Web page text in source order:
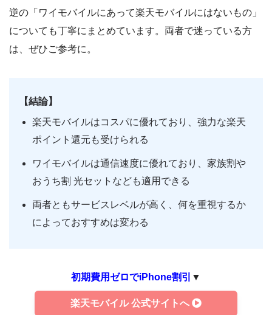
逆の「ワイモバイルにあって楽天モバイルにはないもの」
についても丁寧にまとめています。両者で迷っている方
は、ぜひご参考に。
【結論】
楽天モバイルはコスパに優れており、強力な楽天
ポイント還元も受けられる
ワイモバイルは通信速度に優れており、家族割や
おうち割 光セットなども適用できる
両者ともサービスレベルが高く、何を重視するか
によっておすすめは変わる
初期費用ゼロでiPhone割引 ▼
楽天モバイル 公式サイトへ